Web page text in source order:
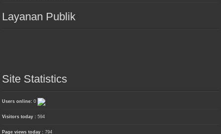
Layanan Publik
Site Statistics
Users online:0
Visitors today :594
Page views today :794